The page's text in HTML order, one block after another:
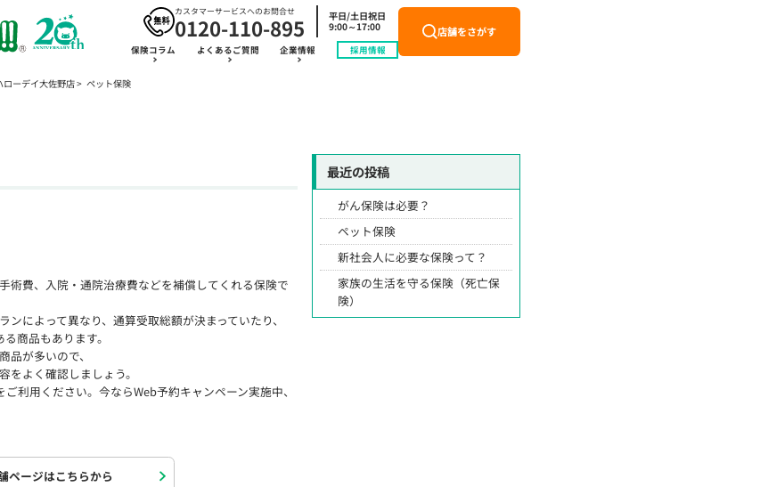
カスタマーサービスへのお問合せ
0120-110-895
平日/土日祝日
9:00～17:00
保険コラム よくあるご質問 企業情報 採用情報
店舗をさがす
ローデイ大佐野店 ペット保険
術費、入院・通院治療費などを補償してくれる保険で
によって異なり、通算受取総額が決まっていたり、
商品もあります。
が多いので、
をよく確認しましょう。
利用ください。今ならWeb予約キャンペーン実施中、
ページはこちらから
最近の投稿
がん保険は必要？
ペット保険
新社会人に必要な保険って？
家族の生活を守る保険（死亡保
険）